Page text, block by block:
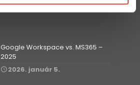
Google Workspace vs. MS365 –
2025
2026. január 5.